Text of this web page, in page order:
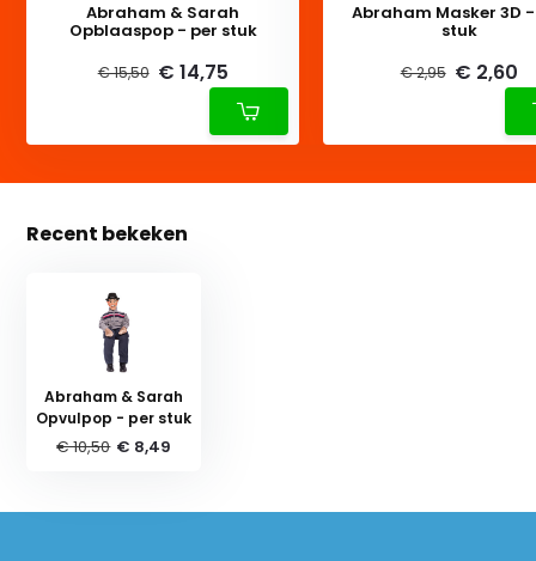
Abraham & Sarah
Opblaaspop - per stuk
€ 15,50 € 14,75
Abraham Masker 3D
stuk
€ 2,95 € 2,60
Recent bekeken
Abraham & Sarah
Opvulpop - per stuk
€ 10,50 € 8,49